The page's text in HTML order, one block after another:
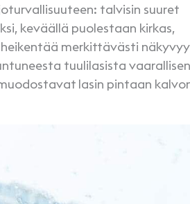
talvisin suuret
keväällä puolestaan kirkas,
merkittävästi
tuulilasista
lasin pintaan